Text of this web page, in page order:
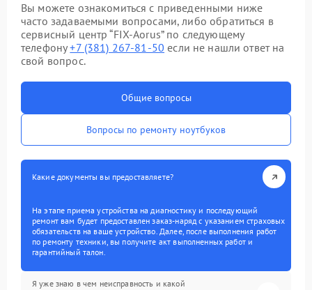
Вы можете ознакомиться с приведенными ниже
часто задаваемыми вопросами, либо обратиться в
сервисный центр “FIX-Aorus” по следующему
телефону+7 (381) 267-81-50 если не нашли ответ на
свой вопрос.
Общие вопросы
Вопросы по ремонту ноутбуков
Какие документы вы предоставляете?
На этапе приема устройства на диагностику и последующий
ремонт вам будет предоставлен заказ-наряд с указанием страховых
обязательств на ваше устройство. Далее, после выполнения работ
по ремонту техники, вы получите акт выполненных работ и
гарантийный талон.
Я уже знаю в чем неисправность и какой